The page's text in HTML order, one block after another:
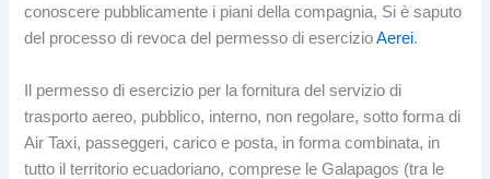
conoscere pubblicamente i piani della compagnia, Si è saputo
del processo di revoca del permesso di esercizioAerei.
Il permesso di esercizio per la fornitura del servizio di
trasporto aereo, pubblico, interno, non regolare, sotto forma di
Air Taxi, passeggeri, carico e posta, in forma combinata, in
tutto il territorio ecuadoriano, comprese le Galapagos (tra le